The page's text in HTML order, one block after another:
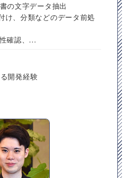
の文字データ抽出
け、分類などのデータ前処
確認、...
開発経験